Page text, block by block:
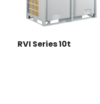
RVI Series 10t